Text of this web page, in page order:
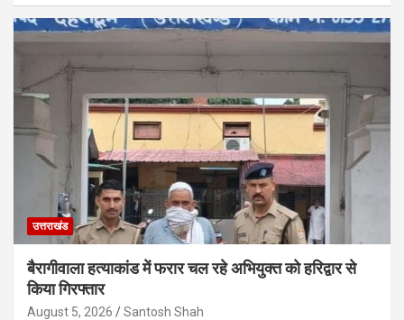
उत्तराखंड
बैरागीवाला हत्याकांड में फरार चल रहे अभियुक्त को हरिद्वार से
किया गिरफ्तार
August 5, 2026 Santosh Shah